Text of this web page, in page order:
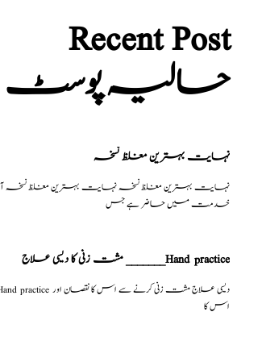
Recent Post
حالیہ پوسٹ
نہایت بہترین مغلظ نسخہ
نہایت بہترین مغلظ نسخہ نہایت بہترین مغلظ
خدمت میں حاضر ہے جس
مشت زنی کا دیسی علاج _______Hand practice
اس کا